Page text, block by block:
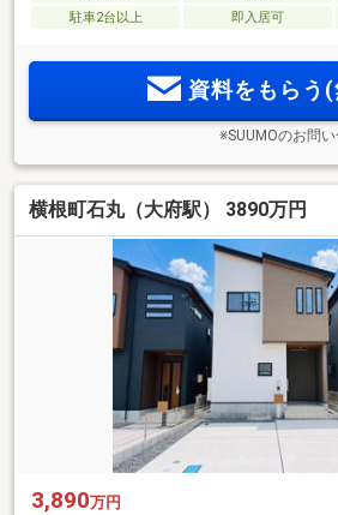
駐車2台以上
即入居可
資料をもらう
※SUUMOのお問
横根町石丸（大府駅） 3890万円
3,890万円